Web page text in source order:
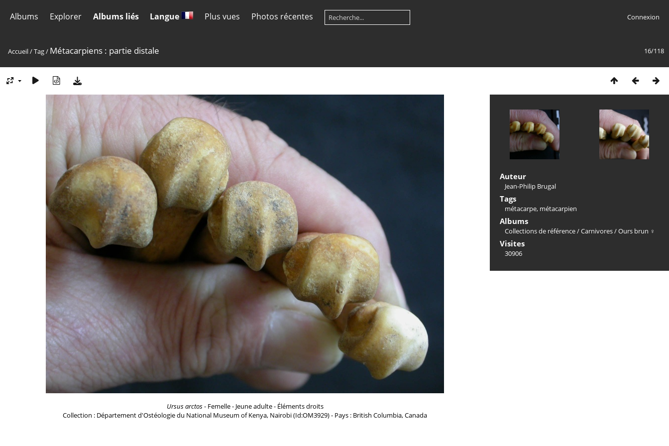
Albums Explorer Albums liés Langue Plus vues Photos récentes Connexion
16/118
Accueil/Tag/ Métacarpiens : partie distale
Ursus arctos- Femelle - Jeune adulte - Éléments droits
Collection : Département d'Ostéologie du National Museum of Kenya, Nairobi (Id:OM3929) - Pays : British Columbia, Canada
Auteur
Jean-Philip Brugal
Tags
métacarpe, métacarpien
Albums
Collections de référence/Carnivores/Ours brun ♀
Visites
30906